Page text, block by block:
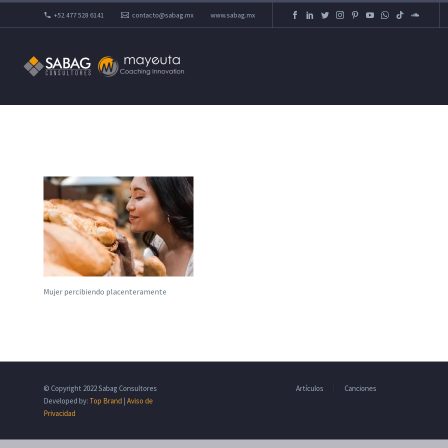
+52 477 528 6141 contacto@sabag.mx www.sabag.mx
Mujer percibiendo placenteramente
Artículos Canciones
© Copyright 2022 Sabag Consultores
Developed by: Top Brand Aviso de
Privacidad